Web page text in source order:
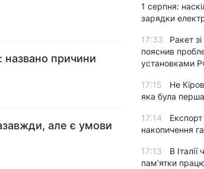
названо причини
але є умови
1 серпня:
зарядки
17:33
Ракет
пояснив
установками
17:15
Не
яка була
17:14
накопичення
17:13
В
пам'ятки